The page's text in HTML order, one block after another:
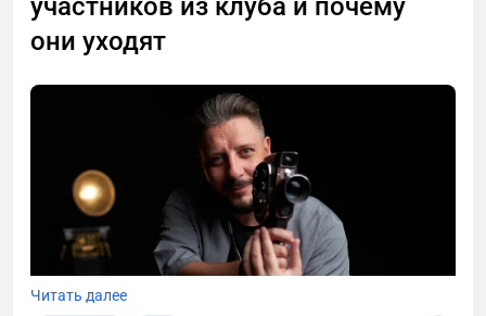
участников из клуба и почему
они уходят
Читать далее